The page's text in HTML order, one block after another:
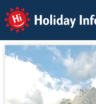
Holiday Info